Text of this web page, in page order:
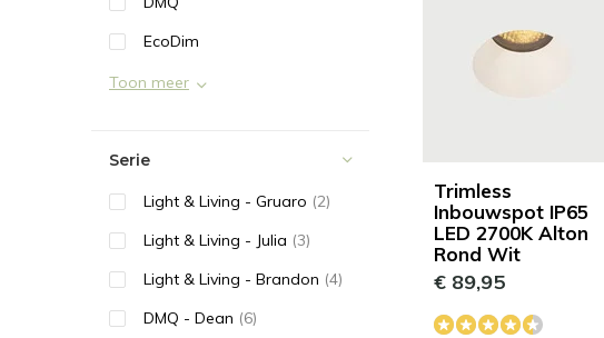
Trimless
Inbouwspot IP65
LED 2700K Alton
Rond Wit
€ 89,95
EcoDim
Toon meer
Serie
Light & Living - Gruaro (2)
Light & Living - Julia (3)
Light & Living - Brandon (4)
DMQ - Dean (6)